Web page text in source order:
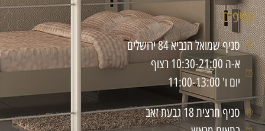
סניפים
סניף שמואל הנביא 84 ירושלים
א-ה 10:30-21:00 רצוף
יום ו' 11:00-13:00
סניף חרצית 18 גבעת זאב